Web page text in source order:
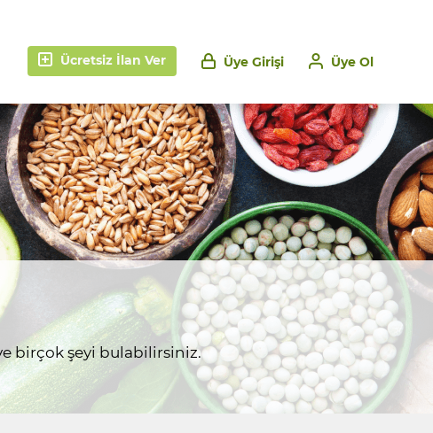
Üye Ol
Üye Girişi
Ücretsiz İlan Ver
birçok şeyi bulabilirsiniz.